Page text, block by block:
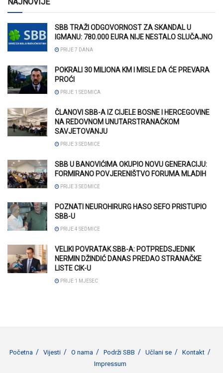
SBB TRAŽI ODGOVORNOST ZA SKANDAL U
IGMANU: 780.000 EURA NIJE NESTALO SLUČAJNO
PRIJE 7 DANA
POKRALI 30 MILIONA KM I MISLE DA ĆE PREVARA
PROĆI
PRIJE 1 SEDMICA
ČLANOVI SBB-A IZ CIJELE BOSNE I HERCEGOVINE
NA REDOVNOM UNUTARSTRANAČKOM
SAVJETOVANJU
PRIJE 3 SEDMICE
SBB U BANOVIĆIMA OKUPIO NOVU GENERACIJU:
FORMIRANO POVJERENIŠTVO FORUMA MLADIH
PRIJE 3 SEDMICE
POZNATI NEUROHIRURG HASO SEFO PRISTUPIO
SBB-U
PRIJE 4 SEDMICE
VELIKI POVRATAK SBB-A: POTPREDSJEDNIK
NERMIN DŽINDIĆ DANAS PREDAO STRANAČKE
LISTE CIK-U
PRIJE 1 MJESEC
Početna Vijesti O nama Podrži SBB Učlani se
Kontakt
Impressum